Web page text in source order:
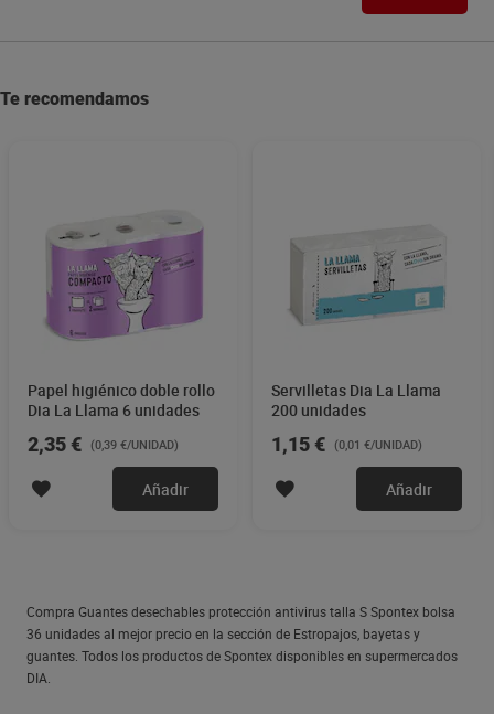
Te recomendamos
Papel higiénico doble rollo
Dia La Llama 6 unidades
2,35 € (0,39 €/UNIDAD)
Añadir
Servilletas Dia La Llama
200 unidades
1,15 € (0,01 €/UNIDAD)
Añadir
Compra Guantes desechables protección antivirus talla S Spontex bolsa
36 unidades al mejor precio en la sección de Estropajos, bayetas y
guantes. Todos los productos de Spontex disponibles en supermercados
DIA.